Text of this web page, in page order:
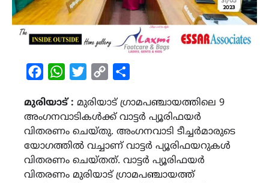
FacebookWhatsAppTwitterCopy
മുരിയാട് : മുരിയാട് ഗ്രാമപഞ്ചായത്തിലെ 9
അംഗനവാടികൾക്ക് വാട്ടർ പ്യൂരിഫയർ
വിതരണം ചെയ്തു. അംഗനവാടി ടീച്ചർമാരുടെ
യോഗത്തിൽ വച്ചാണ് വാട്ടർ പ്യൂരിഫയറുകൾ
വിതരണം ചെയ്തത്. വാട്ടർ പ്യൂരിഫയർ
വിതരണം മുരിയാട് ഗ്രാമപഞ്ചായത്ത്